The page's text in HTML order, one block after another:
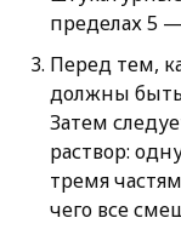
пределах 5
Перед тем,
должны быть
Затем
раствор:
тремя
чего все